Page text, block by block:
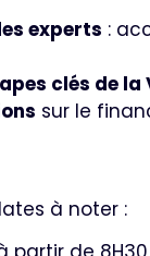
experts :
clés de la
sur le
à noter :